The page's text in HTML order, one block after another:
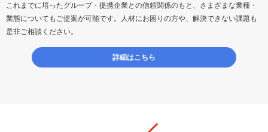
これまでに培ったグループ・提携企業との信頼関係のもと、さまざまな業種・
業態についてもご提案が可能です。人材にお困りの方や、解決できない課題も
是非ご相談ください。
詳細はこちら